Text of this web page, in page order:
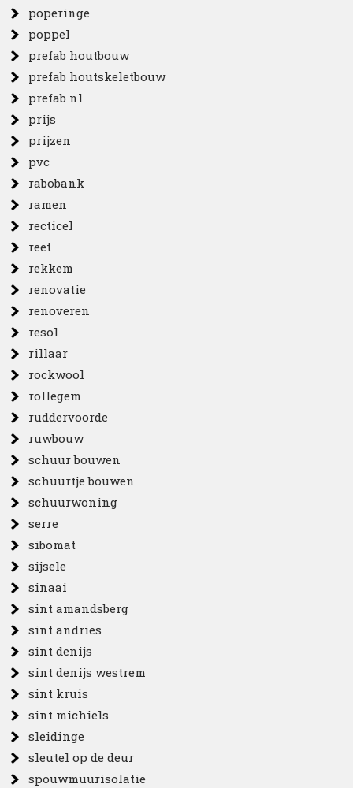
poperinge
poppel
prefab houtbouw
prefab houtskeletbouw
prefab nl
prijs
prijzen
pvc
rabobank
ramen
recticel
reet
rekkem
renovatie
renoveren
resol
rillaar
rockwool
rollegem
ruddervoorde
ruwbouw
schuur bouwen
schuurtje bouwen
schuurwoning
serre
sibomat
sijsele
sinaai
sint amandsberg
sint andries
sint denijs
sint denijs westrem
sint kruis
sint michiels
sleidinge
sleutel op de deur
spouwmuurisolatie